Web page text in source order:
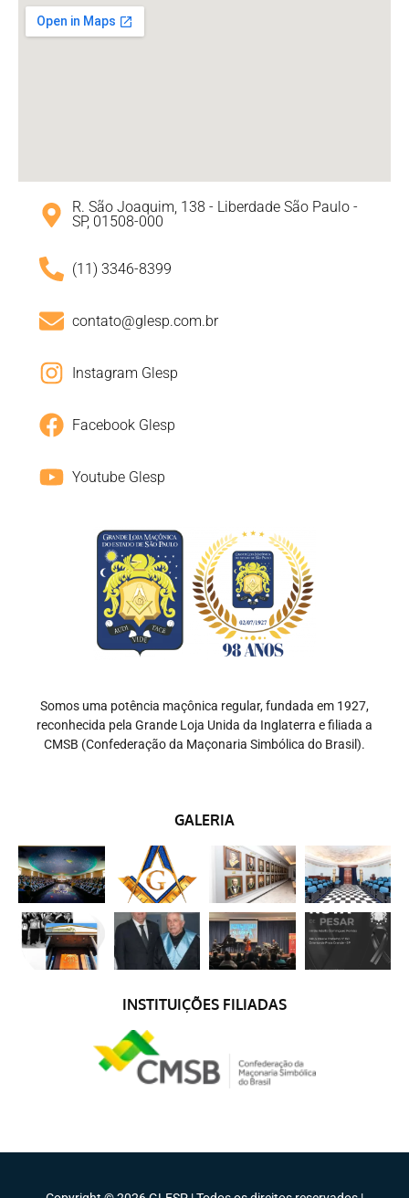
R. São Joaquim, 138 - Liberdade São Paulo -
SP, 01508-000
(11) 3346-8399
contato@glesp.com.br
Instagram Glesp
Facebook Glesp
Youtube Glesp
Somos uma potência maçônica regular, fundada em 1927,
reconhecida pela Grande Loja Unida da Inglaterra e filiada a
CMSB (Confederação da Maçonaria Simbólica do Brasil).
GALERIA
INSTITUIÇÕES FILIADAS